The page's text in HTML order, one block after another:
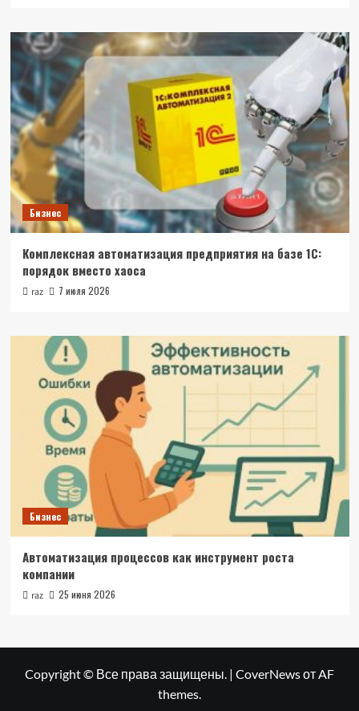
Бизнес
Комплексная автоматизация предприятия на базе 1С:
порядок вместо хаоса
raz 7 июля 2026
Бизнес
Автоматизация процессов как инструмент роста
компании
raz 25 июня 2026
Copyright © Все права защищены. | CoverNewsот AF
themes.